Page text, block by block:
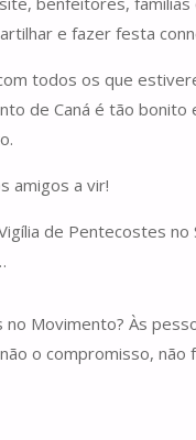
e fazer festa
todos os que
de Caná é tão bonito
amigos a vir!
de Pentecostes
Movimento? Às
o compromisso, não